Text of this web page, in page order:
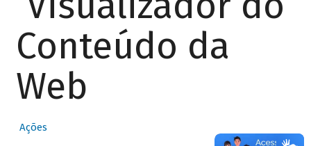
Conteúdo da
Web
Ações